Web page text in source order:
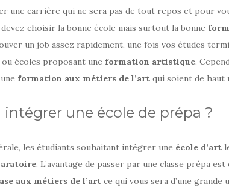
une carrière qui ne sera pas de tout repos et pour
devez choisir la bonne école mais surtout la bonne
un job assez rapidement, une fois vos études
écoles proposant une formation artistique.
formation aux métiers de l’art qui soient de haut
une école de prépa ?
les étudiants souhaitant intégrer une école d’art
. L’avantage de passer par une classe prépa
aux métiers de l’art ce qui vous sera d’une